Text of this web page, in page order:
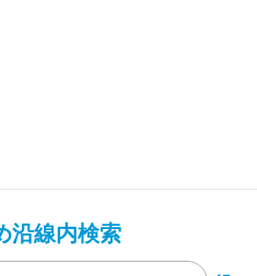
沿線内検索